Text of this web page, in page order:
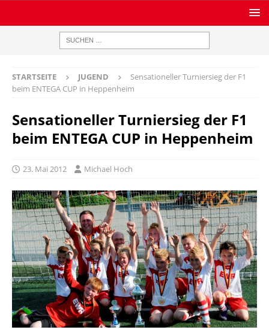
STARTSEITE JUGEND
Sensationeller Turniersieg der F1
beim ENTEGA CUP in Heppenheim
Sensationeller Turniersieg der F1
beim ENTEGA CUP in Heppenheim
23. Mai 2012 Michael Hoch